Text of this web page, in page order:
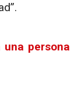
persona